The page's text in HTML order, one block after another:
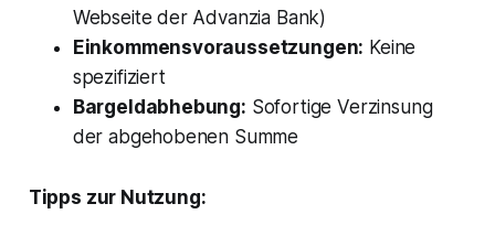
Webseite der Advanzia Bank)
Einkommensvoraussetzungen: Keine
spezifiziert
Bargeldabhebung: Sofortige Verzinsung
der abgehobenen Summe
Tipps zur Nutzung: